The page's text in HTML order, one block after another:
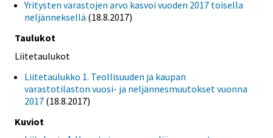
Yritysten varastojen arvo kasvoi vuoden 2017 toisella
neljänneksellä (18.8.2017)
Taulukot
Liitetaulukot
Liitetaulukko 1. Teollisuuden ja kaupan
varastotilaston vuosi- ja neljännesmuutokset vuonna
2017 (18.8.2017)
Kuviot